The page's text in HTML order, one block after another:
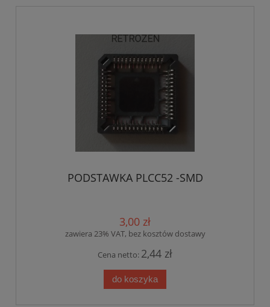
PODSTAWKA PLCC52 -SMD
3,00 zł
zawiera 23% VAT, bez kosztów dostawy
Cena netto: 2,44 zł
do koszyka